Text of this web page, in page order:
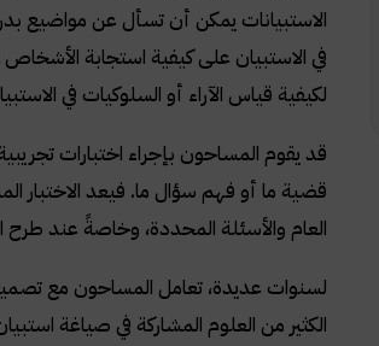
الاستبيانات يمكن أن تسأل عن مواضيع
في الاستبيان على كيفية استجابة الأشخاص
لكيفية قياس الآراء أو السلوكيات في
قد يقوم المساحون بإجراء اختبارات
قضية ما أو فهم سؤال ما. فيعد الاختبار
العام والأسئلة المحددة، وخاصةً عند طرح
لسنوات عديدة، تعامل المساحون مع
الكثير من العلوم المشاركة في صياغة